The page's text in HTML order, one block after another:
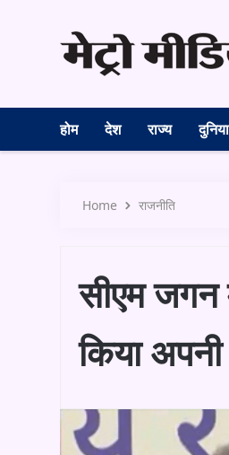
होम देश राज्य दुनिया
Home राजनीति
सीएम जगन
किया अपनी